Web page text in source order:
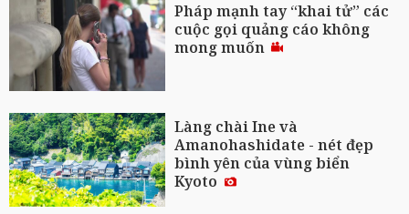
Pháp mạnh tay “khai tử” các
cuộc gọi quảng cáo không
mong muốn
Làng chài Ine và
Amanohashidate - nét đẹp
bình yên của vùng biển
Kyoto